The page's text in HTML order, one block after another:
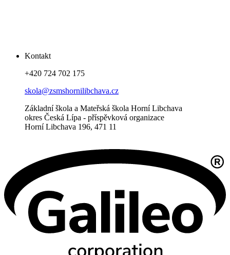
Kontakt
+420 724 702 175
skola@zsmshornilibchava.cz
Základní škola a Mateřská škola Horní Libchava
okres Česká Lípa - příspěvková organizace
Horní Libchava 196, 471 11